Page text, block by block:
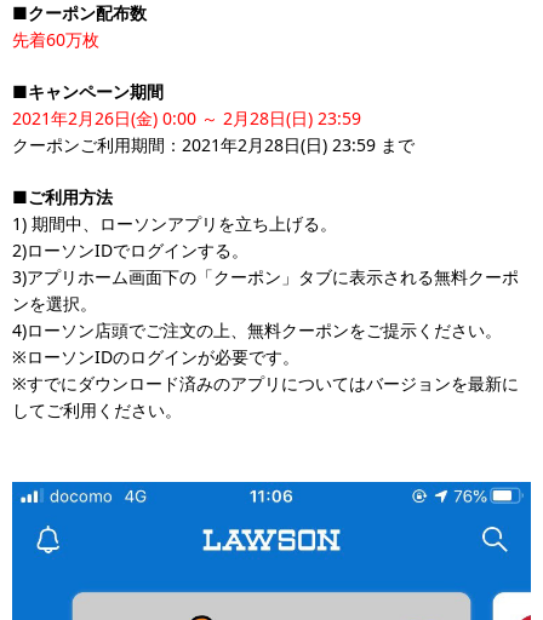
■クーポン配布数
先着60万枚
■キャンペーン期間
2021年2月26日(金) 0:00 ～ 2月28日(日) 23:59
クーポンご利用期間：2021年2月28日(日) 23:59 まで
■ご利用方法
1) 期間中、ローソンアプリを立ち上げる。
2)ローソンIDでログインする。
3)アプリホーム画面下の「クーポン」タブに表示される無料クーポ
ンを選択。
4)ローソン店頭でご注文の上、無料クーポンをご提示ください。
※ローソンIDのログインが必要です。
※すでにダウンロード済みのアプリについてはバージョンを最新に
してご利用ください。